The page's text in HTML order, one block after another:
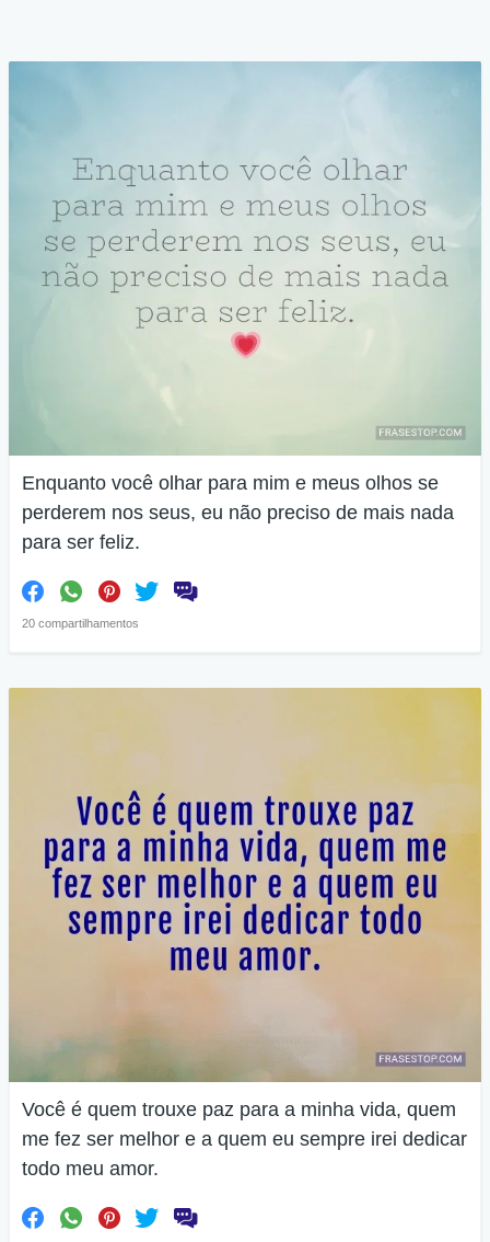
Enquanto você olhar para mim e meus olhos se
perderem nos seus, eu não preciso de mais nada
para ser feliz.
20 compartilhamentos
Você é quem trouxe paz para a minha vida, quem
me fez ser melhor e a quem eu sempre irei dedicar
todo meu amor.